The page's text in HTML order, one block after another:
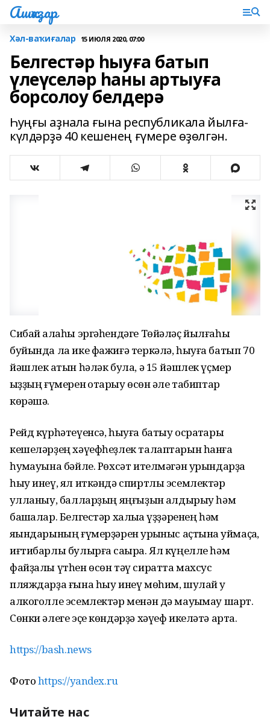
Ашҡаҙар
Хәл-ваҡиғалар 15 ИЮЛЯ 2020, 07:00
Белгестәр һыуға батып
үлеүселәр һаны артыуға
борсолоу белдерә
Һуңғы аҙнала ғына республикала йылға-
күлдәрҙә 40 кешенең ғүмере өҙөлгән.
Сибай ҡалаһы эргәһендәге Төйәләҫ йылғаһы
буйында ла ике фажиғә теркәлә, һыуға батып 70
йәшлек ҡатын һәләк була, ә 15 йәшлек үҫмер
ҡыҙҙың ғүмерен ҡотҡарыу өсөн әле табиптар
көрәшә.
Рейд күрһәтеүенсә, һыуға батыу осраҡтары
кешеләрҙең хәүефһеҙлек талаптарын һанға
һуҡмауына бәйле. Рөхсәт ителмәгән урындарҙа
һыу инеү, ял иткәндә спиртлы эсемлектәр
ҡулланыу, балларҙың яңғыҙын ҡалдырыу һәм
башҡалар. Белгестәр халыҡҡа үҙҙәренең һәм
яҡындарының ғүмерҙәрен ҡурҡыныс аҫтына ҡуймаҫҡа,
иғтибарлы булырға саҡыра. Ял күңелле һәм
файҙалы үтһен өсөн тәү сиратта махсус
пляждарҙа ғына һыу инеү мөһим, шулай уҡ
алкоголле эсемлектәр менән дә мауыҡмау шарт.
Сөнки әлеге эҫе көндәрҙә хәүеф икеләтә арта.
https://bash.news
Фотоhttps://yandex.ru
Читайте нас